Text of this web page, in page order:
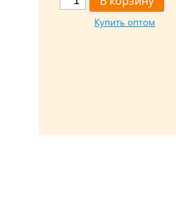
Купить оптом